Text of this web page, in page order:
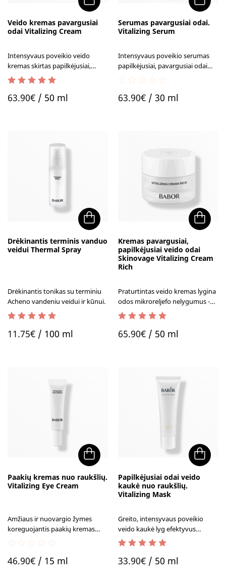
Veido kremas pavargusiai
odai Vitalizing Cream
Intensyvaus poveikio veido
kremas skirtas papilkėjusiai,
pavargusiai odai. Akimirksniu
suteikia gyvybingumo ir
jaunatviško spindesio.
out of 5
63.90€/ 50 ml
Serumas pavargusiai odai.
Vitalizing Serum
Intensyvaus poveikio serumas
papilkėjusiai, pavargusiai odai
spindesio.
out
63.90€/ 30 ml
Drėkinantis terminis vanduo
veidui Thermal Spray
Drėkinantis tonikas su terminiu
Acheno vandeniu veidui ir kūnui.
11.75€/ 100 ml
Kremas pavargusiai,
papilkėjusiai veido odai
Skinovage Vitalizing Cream
Rich
Praturtintas veido kremas lygina
odos mikroreljefo nelygumus -
randelius, pigmentines dėmes,
raušleles.
65.90€/ 50 ml
Paakių kremas nuo raukšlių.
Vitalizing Eye Cream
Amžiaus ir nuovargio žymes
koreguojantis paakių kremas
out
46.90€/ 15 ml
Papilkėjusiai odai veido
kaukė nuo raukšlių.
Vitalizing Mask
Greito, intensyvaus poveikio
veido kaukė lyg efektyvus
energijos kokteilis pavargusiai,
papilkėjusiai odai. Vos per kelias
akimirkas pridrėkina ir sugrąžina
out of 5
33.90€/ 50 ml